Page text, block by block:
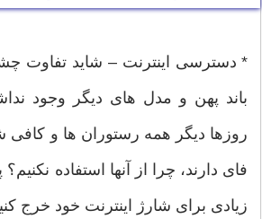
* دسترسی اینترنت – شاید تفاوت
باند پهن و مدل های دیگر وجود
روزها دیگر همه رستوران ها و کافی
فای دارند، چرا از آنها استفاده
زیادی برای شارژ اینترنت خود خرج